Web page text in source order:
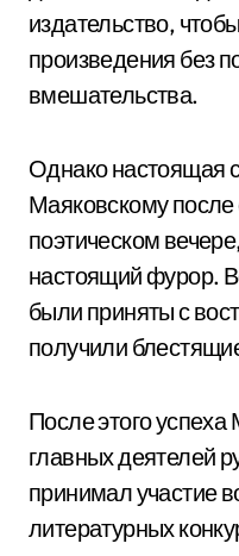
издательство,
произведения без
вмешательства.
Однако настоящая
Маяковскому после
поэтическом
настоящий фурор.
были приняты с
получили
После этого
главных деятелей
принимал участие
литературных